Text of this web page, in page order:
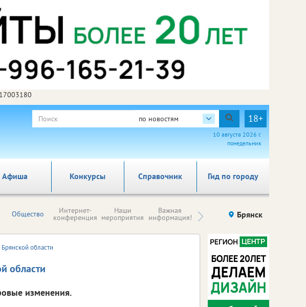
по новостям 18+
10 августа 2026 г.
понедельник
Афиша Справочник Гид по городу
Конкурсы
Общество Интернет-
конференция
Наши
мероприятия
Важная
информация! Происшествия Здоровье
Брянск
области
области
изменения.